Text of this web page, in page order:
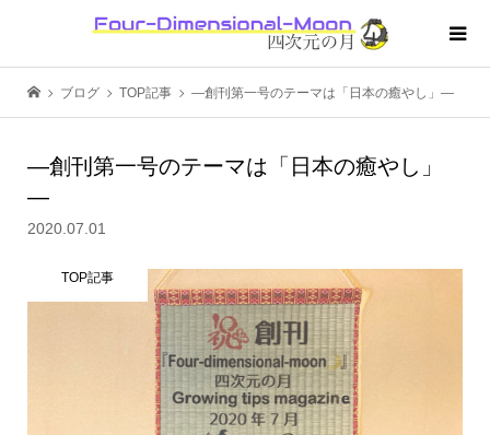
ブログ TOP記事 ―創刊第一号のテーマは「日本の癒やし」―
―創刊第一号のテーマは「日本の癒やし」
―
2020.07.01
TOP記事